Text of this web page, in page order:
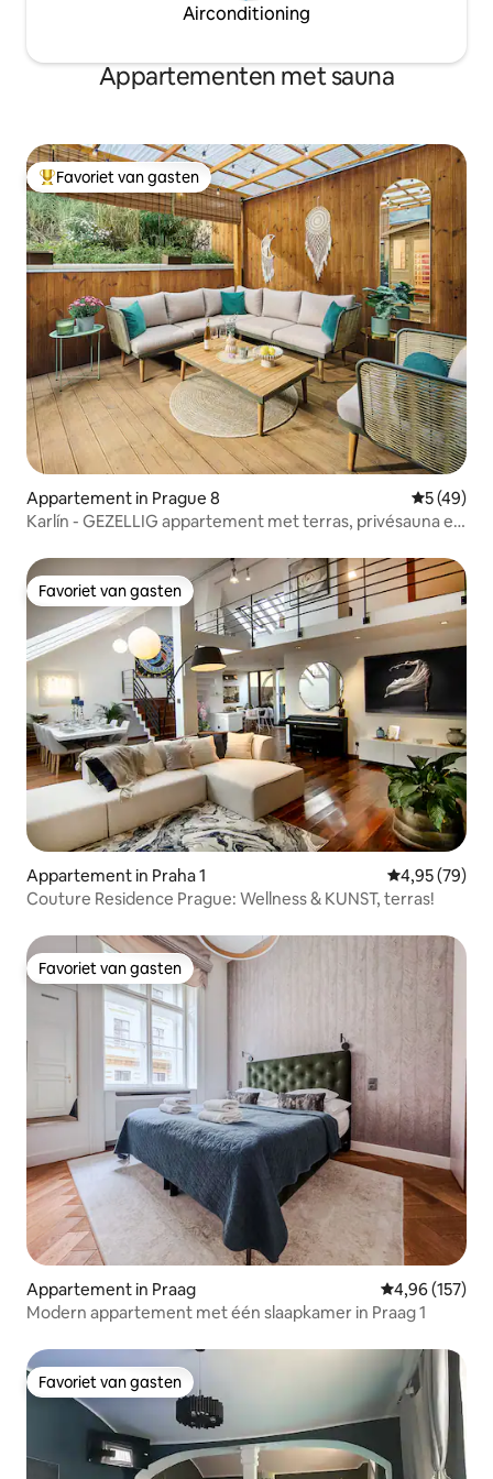
Airconditioning
Appartementen met sauna
Topfavoriet van gasten
Favoriet van gasten
Appartement in Prague 8
5 (49)
Karlín - GEZELLIG appartement met terras, privésauna en
Favoriet van gasten
Favoriet van gasten
Appartement in Praha 1 Gemiddelde
4,95 (79)
Couture Residence Prague: Wellness & KUNST, terras!
Favoriet van gasten
Favoriet van gasten
Appartement in Praag Gemiddelde
4,96 (157)
Modern appartement met één slaapkamer in Praag 1
Favoriet van gasten
Favoriet van gasten